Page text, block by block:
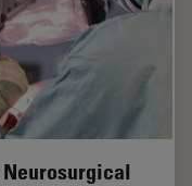
Neurosurgical